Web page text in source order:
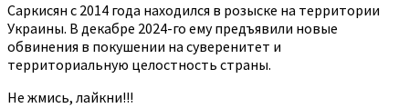
Саркисян с 2014 года находился в розыске на территории
Украины. В декабре 2024-го ему предъявили новые
обвинения в покушении на суверенитет и
территориальную целостность страны.
Не жмись, лайкни!!!